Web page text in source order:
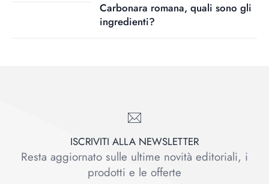
Carbonara romana, quali sono gli
ingredienti?
ISCRIVITI ALLA NEWSLETTER
Resta aggiornato sulle ultime novità editoriali, i
prodotti e le offerte